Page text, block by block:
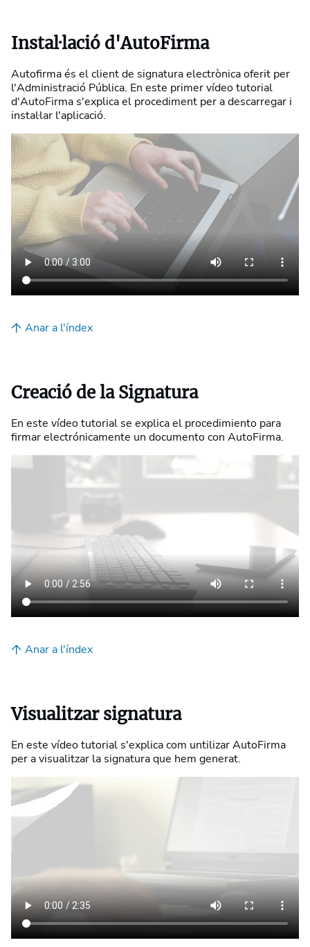
Instal·lació d'AutoFirma
Autofirma és el client de signatura electrònica oferit per
l'Administració Pública. En este primer vídeo tutorial
d'AutoFirma s'explica el procediment per a descarregar i
instal·lar l'aplicació.
Anar a l'índex
Creació de la Signatura
En este vídeo tutorial se explica el procedimiento para
firmar electrónicamente un documento con AutoFirma.
Anar a l'índex
Visualitzar signatura
En este vídeo tutorial s'explica com untilizar AutoFirma
per a visualitzar la signatura que hem generat.